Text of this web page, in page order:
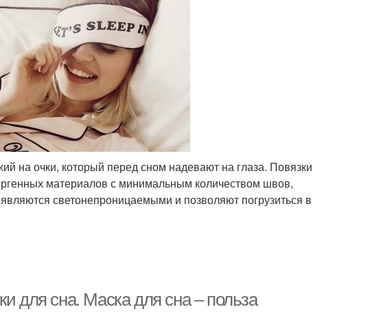
на очки, который перед сном надевают на глаза. Повязки
материалов с минимальным количеством швов,
светонепроницаемыми и позволяют погрузиться в
для сна. Маска для сна – польза